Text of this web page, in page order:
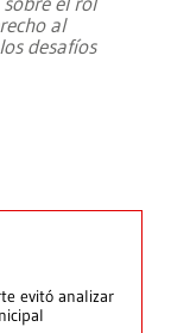
al
desafíos
evitó analizar